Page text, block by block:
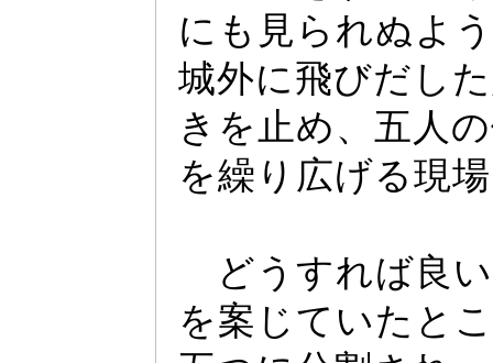
にも見られぬよ
城外に飛びだし
きを止め、五人
を繰り広げる現
どうすれば良
を案じていたと